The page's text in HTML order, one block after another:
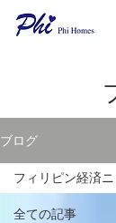
ブログ
全ての記事
フィリピン経済